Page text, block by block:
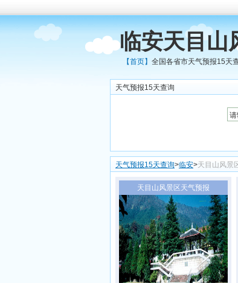
临安天目山
【首页】 全国各省市天气预报15天
天气预报15天查询
天气预报15天查询>临安>天目山风景
天目山风景区天气预报